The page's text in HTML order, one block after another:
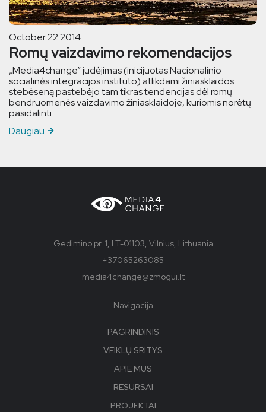
October 22 2014
Romų vaizdavimo rekomendacijos
„Media4change” judėjimas (inicijuotas Nacionalinio
socialinės integracijos instituto) atlikdami žiniasklaidos
stebėseną pastebėjo tam tikras tendencijas dėl romų
bendruomenės vaizdavimo žiniasklaidoje, kuriomis norėtų
pasidalinti.
Daugiau
Gedimino pr. 1, LT-01103, Vilnius, Lithuania
+37065263085
media4change@zmogui.lt
Navigacija
PAGRINDINIS
VEIKLŲ SRITYS
APIE MUS
RESURSAI
PROJEKTAI